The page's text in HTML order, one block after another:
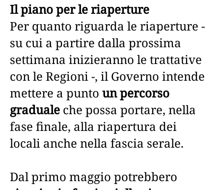
Il piano per le riaperture
Per quanto riguarda le riaperture -
su cui a partire dalla prossima
settimana inizieranno le trattative
con le Regioni -, il Governo intende
mettere a punto un percorso
graduale che possa portare, nella
fase finale, alla riapertura dei
locali anche nella fascia serale.
Dal primo maggio potrebbero